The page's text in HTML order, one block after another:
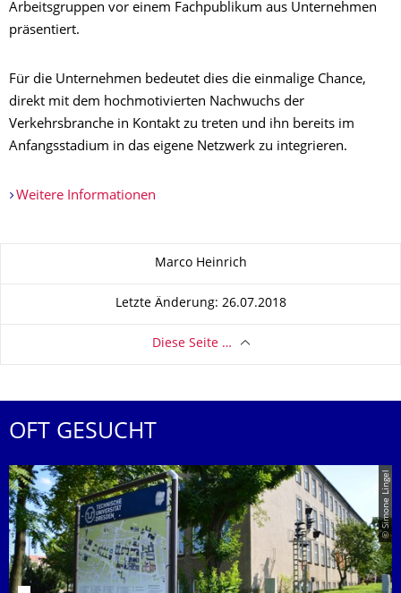
Arbeitsgruppen vor einem Fachpublikum aus Unternehmen
präsentiert.
Für die Unternehmen bedeutet dies die einmalige Chance,
direkt mit dem hochmotivierten Nachwuchs der
Verkehrsbranche in Kontakt zu treten und ihn bereits im
Anfangsstadium in das eigene Netzwerk zu integrieren.
Weitere Informationen
Marco Heinrich
Letzte Änderung: 26.07.2018
Diese Seite …
OFT GESUCHT
© Simone Lingel